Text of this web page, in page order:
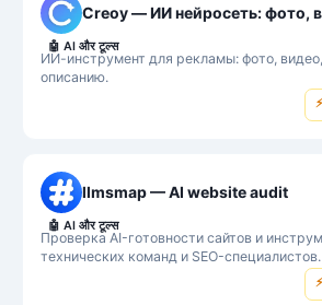
ИИ-инструмент для рекламы: фото, видео,
описанию.
🤖 AI और टूल्स
llmsmap — AI website audit
Проверка AI-готовности сайтов и
технических команд и SEO-специалистов.
🤖 AI और टूल्स